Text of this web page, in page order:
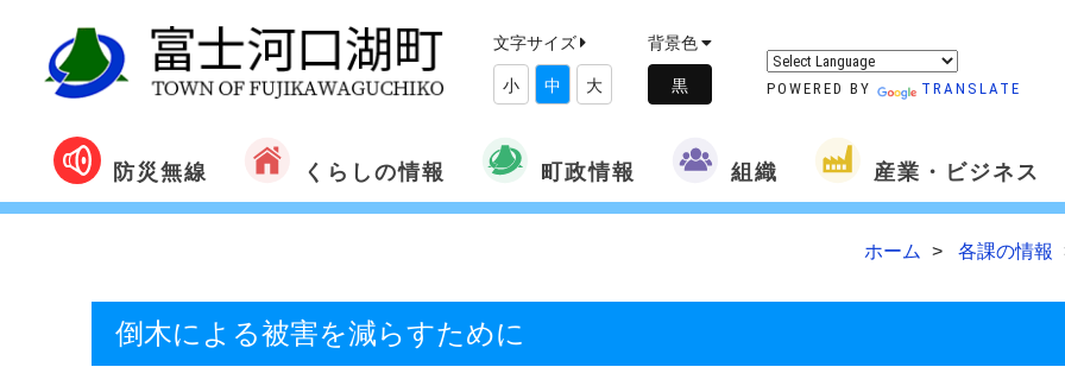
文字サイズ
小 中 大
背景色
POWERED BY TRANSLATE
防災無線 くらしの情報 町政情報 組織 産業・ビジネス
ホーム 各課の情報
倒木による被害を減らすために